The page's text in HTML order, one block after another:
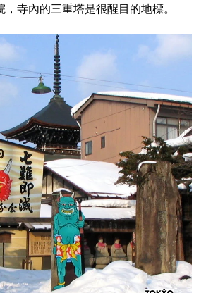
寺內的三重塔是很醒目的地標。